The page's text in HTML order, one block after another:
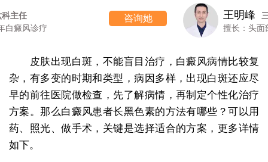
咨询她 王明峰
三科主任
擅长：头面部白癜风，青少年白癜风
皮肤出现白斑，不能盲目治疗，白癜风病情比较复
杂，有多变的时期和类型，病因多样，出现白斑还应尽
早的前往医院做检查，先了解病情，再制定个性化治疗
方案。那么白癜风患者长黑色素的方法有哪些？可以用
药、照光、做手术，关键是选择适合的方案，更多详情
如下。